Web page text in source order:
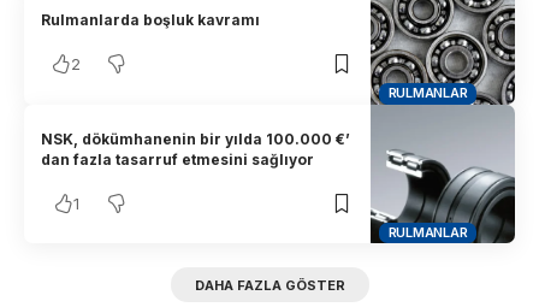
RULMANLAR
Rulmanlarda boşluk kavramı
2
RULMANLAR
NSK, dökümhanenin bir yılda 100.000 €’
dan fazla tasarruf etmesini sağlıyor
1
DAHA FAZLA GÖSTER